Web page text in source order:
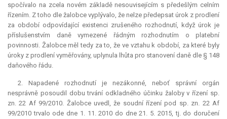
spočívalo na zcela novém základě nesouvisejícím s předešlým celním
řízením. Z toho dle žalobce vyplývalo, že nelze předepsat úrok z prodlení
za období odpovídající existenci zrušeného rozhodnutí, když úrok je
příslušenstvím daně vymezené řádným rozhodnutím o platební
povinnosti. Žalobce měl tedy za to, že ve vztahu k období, za které byly
úroky z prodlení vyměřovány, uplynula lhůta pro stanovení daně dle § 148
daňového řádu.
2. Napadené rozhodnutí je nezákonné, neboť správní orgán
nesprávně posoudil dobu trvání odkladného účinku žaloby v řízení sp.
zn. 22 Af 99/2010. Žalobce uvedl, že soudní řízení pod sp. zn. 22 Af
99/2010 trvalo ode dne 1. 11. 2010 do dne 21. 5. 2015, tj. do doručení